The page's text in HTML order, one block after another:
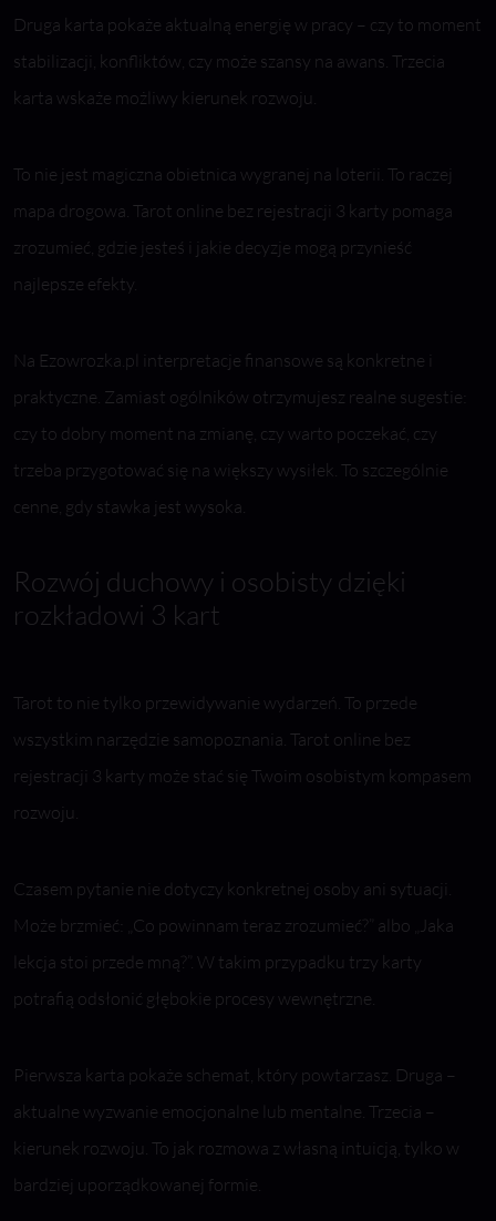
Druga karta pokaże aktualną energię w pracy – czy to moment
stabilizacji, konfliktów, czy może szansy na awans. Trzecia
karta wskaże możliwy kierunek rozwoju.
To nie jest magiczna obietnica wygranej na loterii. To raczej
mapa drogowa. Tarot online bez rejestracji 3 karty pomaga
zrozumieć, gdzie jesteś i jakie decyzje mogą przynieść
najlepsze efekty.
Na Ezowrozka.pl interpretacje finansowe są konkretne i
praktyczne. Zamiast ogólników otrzymujesz realne sugestie:
czy to dobry moment na zmianę, czy warto poczekać, czy
trzeba przygotować się na większy wysiłek. To szczególnie
cenne, gdy stawka jest wysoka.
Rozwój duchowy i osobisty dzięki
rozkładowi 3 kart
Tarot to nie tylko przewidywanie wydarzeń. To przede
wszystkim narzędzie samopoznania. Tarot online bez
rejestracji 3 karty może stać się Twoim osobistym kompasem
rozwoju.
Czasem pytanie nie dotyczy konkretnej osoby ani sytuacji.
Może brzmieć: „Co powinnam teraz zrozumieć?” albo „Jaka
lekcja stoi przede mną?”. W takim przypadku trzy karty
potrafią odsłonić głębokie procesy wewnętrzne.
Pierwsza karta pokaże schemat, który powtarzasz. Druga –
aktualne wyzwanie emocjonalne lub mentalne. Trzecia –
kierunek rozwoju. To jak rozmowa z własną intuicją, tylko w
bardziej uporządkowanej formie.